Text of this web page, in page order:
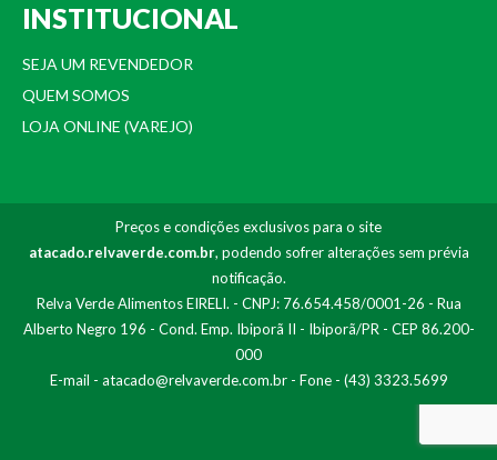
INSTITUCIONAL
SEJA UM REVENDEDOR
QUEM SOMOS
LOJA ONLINE (VAREJO)
Preços e condições exclusivos para o site
atacado.relvaverde.com.br, podendo sofrer alterações sem prévia
notificação.
Relva Verde Alimentos EIRELI. - CNPJ: 76.654.458/0001-26 - Rua
Alberto Negro 196 - Cond. Emp. Ibiporã II - Ibiporã/PR - CEP 86.200-
000
E-mail - atacado@relvaverde.com.br- Fone - (43) 3323.5699